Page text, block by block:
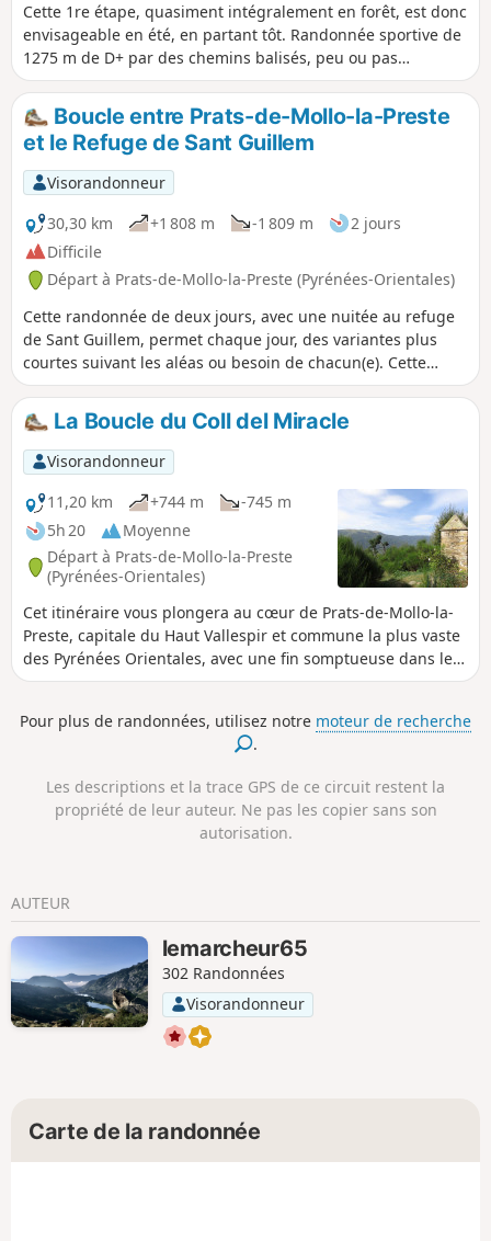
Cette 1re étape, quasiment intégralement en forêt, est donc
envisageable en été, en partant tôt. Randonnée sportive de
1275 m de D+ par des chemins balisés, peu ou pas
empruntés, nécessitant un sens de l'orientation et la trace
gpx.De beaux endroits pour se poser et profiter des
paysages. Le point haut (cote 1830) au Puig dels Sarraïns
est un lieu parfait pour la pause repas par exemple.
Boucle entre Prats-de-Mollo-la-Preste
et le Refuge de Sant Guillem
Visorandonneur
30,30 km
+1 808 m -1 809 m
2 jours
Difficile
Départ à Prats-de-Mollo-la-Preste (Pyrénées-Orientales)
Cette randonnée de deux jours, avec une nuitée au refuge
de Sant Guillem, permet chaque jour, des variantes plus
courtes suivant les aléas ou besoin de chacun(e). Cette
randonnée est entièrement balisée : malheureusement les
chemins ne sont pas entretenus et le balisage serait à
rafraichir à bien des endroits (constat début juillet 2025). Le
premier jour une montée au Puig dels Sarraïns (cote 1830).
Le second jour un passage en balcon par le Chemin d'els
Troncassers.
La Boucle du Coll del Miracle
Visorandonneur
11,20 km
+744 m
-745 m
5h 20
Moyenne
Départ à Prats-de-Mollo-la-Preste
(Pyrénées-Orientales)
Cet itinéraire vous plongera au cœur de Prats-de-Mollo-la-
Preste, capitale du Haut Vallespir et commune la plus vaste
des Pyrénées Orientales, avec une fin somptueuse dans le
souterrain du Fort Lagarde, fortification Vauban classée aux
Pour plus de randonnées, utilisez notre moteur de recherche
.
Les descriptions et la trace GPS de ce circuit restent la
propriété de leur auteur. Ne pas les copier sans son
autorisation.
AUTEUR
lemarcheur65
302 Randonnées
Visorandonneur
Carte de la randonnée